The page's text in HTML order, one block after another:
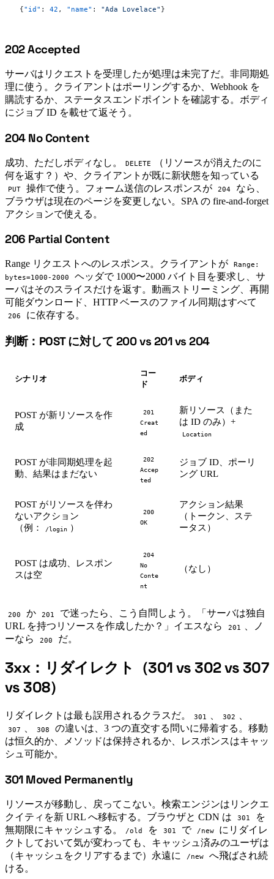
{"id" : 42 , "name" : "Ada Lovelace" }
#
202 Accepted
サーバはリクエストを受理したが処理は未完了だ。非同期処
理に使う。クライアントはポーリングするか、Webhook を
購読するか、ステータスエンドポイントを確認する。ボディ
にジョブ ID を載せて返そう。
#
204 No Content
成功、ただしボディなし。 DELETE
（リソースが消えたのに
何を返す？）や、クライアントが既に新状態を知っている
PUT 操作で使う。フォーム送信のレスポンスが 204
なら、
ブラウザは現在のページを変更しない。SPA の fire-and-forget
アクションで使える。
#
206 Partial Content
Range リクエストへのレスポンス。クライアントが
Range:
bytes=1000-2000
ヘッダで 1000〜2000 バイト目を要求し、サ
ーバはそのスライスだけを返す。動画ストリーミング、再開
可能ダウンロード、HTTP ベースのファイル同期はすべて
206 に依存する。
#
判断：POST に対して 200 vs 201 vs 204
シナリオ
コー
ド
ボディ
POST が新リソースを作
成
201
Creat
ed
新リソース（また
は ID のみ）+
Location
POST が非同期処理を起
動、結果はまだない
202
Accep
ted
ジョブ ID、ポーリ
ング URL
POST がリソースを伴わ
ないアクション
（例：
/login ）
200
OK
アクション結果
（トークン、ステ
ータス）
POST は成功、レスポン
スは空
204
No
Conte
nt
（なし）
200 か 201
で迷ったら、こう自問しよう。「サーバは独自
URL を持つリソースを作成したか？」イエスなら
201
、ノ
ーなら
200 だ。
#
3xx：リダイレクト（301 vs 302 vs 307
vs 308）
リダイレクトは最も誤用されるクラスだ。 301 302
307 308
の違いは、3 つの直交する問いに帰着する。移動
は恒久的か、メソッドは保持されるか、レスポンスはキャッ
シュ可能か。
#
301 Moved Permanently
リソースが移動し、戻ってこない。検索エンジンはリンクエ
クイティを新 URL へ移転する。ブラウザと CDN は
301
を
無期限にキャッシュする。
/old を 301 で /new
にリダイレ
クトしておいて気が変わっても、キャッシュ済みのユーザは
（キャッシュをクリアするまで）永遠に
/new
へ飛ばされ続
ける。